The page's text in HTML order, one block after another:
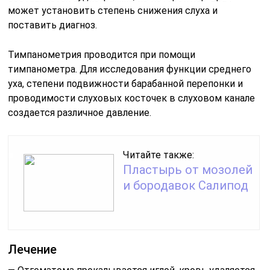
может установить степень снижения слуха и
поставить диагноз.
Тимпанометрия проводится при помощи
тимпанометра. Для исследования функции среднего
уха, степени подвижности барабанной перепонки и
проводимости слуховых косточек в слуховом канале
создается различное давление.
Читайте также:
Пластырь от мозолей
и бородавок Салипод
Лечение